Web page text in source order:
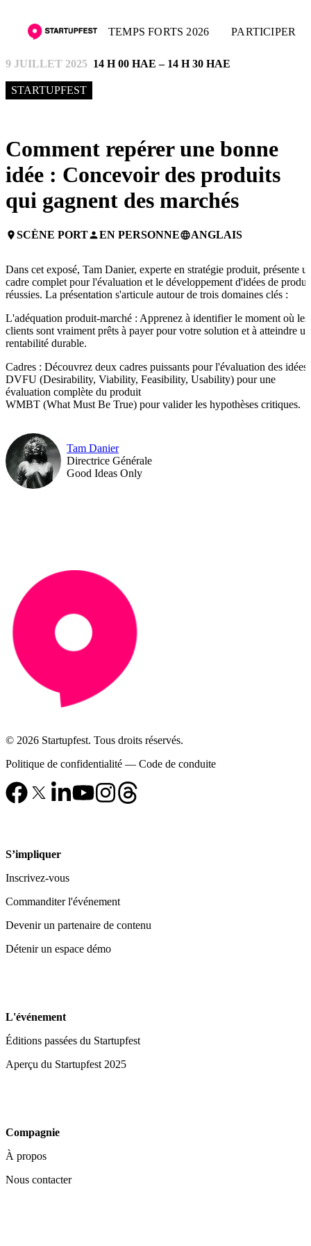
TEMPS FORTS 2026 PARTICIPER
9 JUILLET 2025 14 H 00 HAE – 14 H 30 HAE
STARTUPFEST
Comment repérer une bonne
idée : Concevoir des produits
qui gagnent des marchés
placeSCÈNE PORTpersonEN PERSONNElanguageANGLAIS
Dans cet exposé, Tam Danier, experte en stratégie produit, présente
cadre complet pour l'évaluation et le développement d'idées de
réussies. La présentation s'articule autour de trois domaines clés :
L'adéquation produit-marché : Apprenez à identifier le moment où les
clients sont vraiment prêts à payer pour votre solution et à atteindre
rentabilité durable.
Cadres : Découvrez deux cadres puissants pour l'évaluation des idées
DVFU (Desirability, Viability, Feasibility, Usability) pour une
évaluation complète du produit
WMBT (What Must Be True) pour valider les hypothèses critiques.
Tam Danier
Directrice Générale
Good Ideas Only
© 2026 Startupfest. Tous droits réservés.
Politique de confidentialité — Code de conduite
S’impliquer
Inscrivez-vous
Commanditer l'événement
Devenir un partenaire de contenu
Détenir un espace démo
L'événement
Éditions passées du Startupfest
Aperçu du Startupfest 2025
Compagnie
À propos
Nous contacter